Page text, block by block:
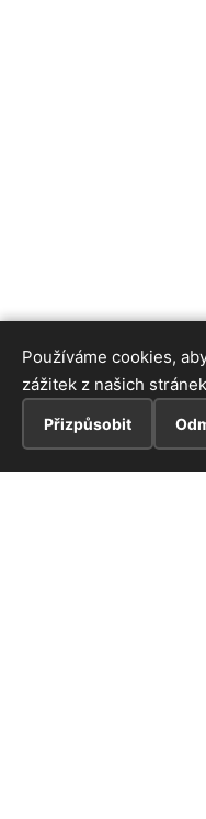
Používáme cookies,
zážitek z našich
Přizpůsobit